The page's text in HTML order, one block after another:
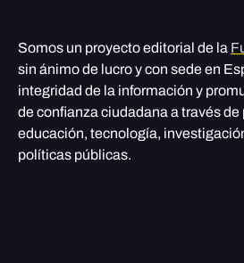
Somos un proyecto editorial de la
sin ánimo de lucro y con sede en
integridad de la información y
de confianza ciudadana a través de
educación, tecnología,
políticas públicas.